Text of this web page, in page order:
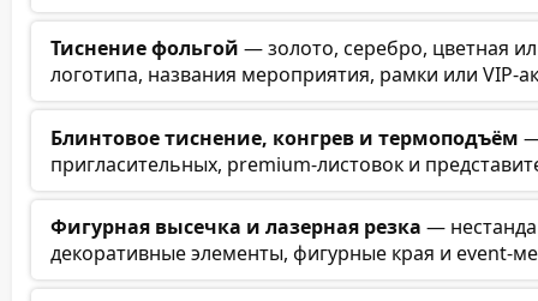
Тиснение фольгой — золото, серебро, цветная
логотипа, названия мероприятия, рамки или VIP-
Блинтовое тиснение, конгрев и термоподъём
пригласительных, premium-листовок и
Фигурная высечка и лазерная резка —
декоративные элементы, фигурные края и event-